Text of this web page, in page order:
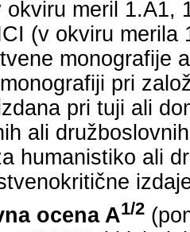
okviru meril 1.A1,
(v okviru merila
monografije
pri
pri tuji ali
ali
humanistiko ali
ocena A1/2